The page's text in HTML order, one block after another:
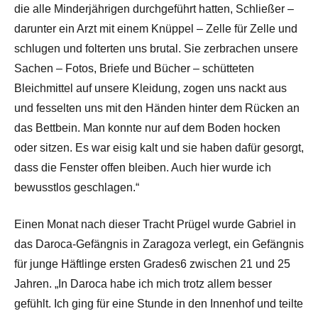
die alle Minderjährigen durchgeführt hatten, Schließer –
darunter ein Arzt mit einem Knüppel – Zelle für Zelle und
schlugen und folterten uns brutal. Sie zerbrachen unsere
Sachen – Fotos, Briefe und Bücher – schütteten
Bleichmittel auf unsere Kleidung, zogen uns nackt aus
und fesselten uns mit den Händen hinter dem Rücken an
das Bettbein. Man konnte nur auf dem Boden hocken
oder sitzen. Es war eisig kalt und sie haben dafür gesorgt,
dass die Fenster offen bleiben. Auch hier wurde ich
bewusstlos geschlagen.“
Einen Monat nach dieser Tracht Prügel wurde Gabriel in
das Daroca-Gefängnis in Zaragoza verlegt, ein Gefängnis
für junge Häftlinge ersten Grades6 zwischen 21 und 25
Jahren. „In Daroca habe ich mich trotz allem besser
gefühlt. Ich ging für eine Stunde in den Innenhof und teilte